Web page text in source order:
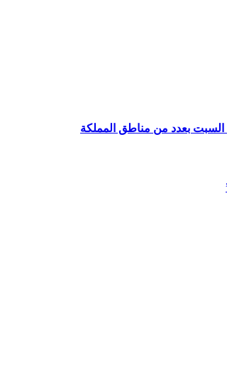
بعدد من مناطق المملكة